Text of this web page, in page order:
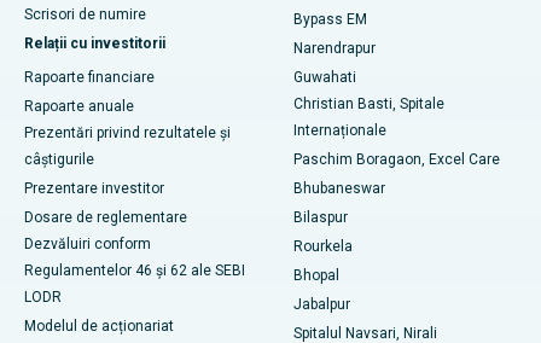
Cel mai bun spital din KK Nagar, Madurai
Cel mai bun spital din Ramji Nagar, Nellore
Cel mai bun spital din sectorul 19, Rourkela
Cel mai bun spital din Swargate, Pune
Cel mai bun spital de cancer pentru femei din sudul Delhi
Scrisori de numire
Relații cu investitorii
Rapoarte financiare
Rapoarte anuale
Prezentări privind rezultatele și
câștigurile
Prezentare investitor
Dosare de reglementare
Dezvăluiri conform
Regulamentelor 46 și 62 ale SEBI
LODR
Modelul de acționariat
Bypass EM
Narendrapur
Guwahati
Christian Basti, Spitale
Internaționale
Paschim Boragaon, Excel Care
Bhubaneswar
Bilaspur
Rourkela
Bhopal
Jabalpur
Spitalul Navsari, Nirali